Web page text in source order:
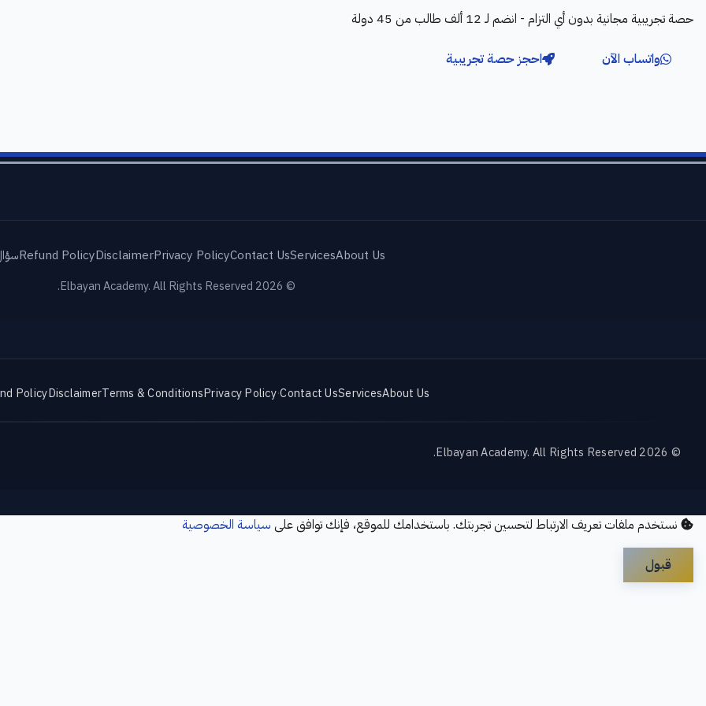
حصة تجريبية مجانية بدون أي التزام - انضم لـ 12 ألف طالب من 45 دولة
واتساب الآن احجز حصة تجريبية
About Us
Services
Contact Us
Privacy Policy
Disclaimer
Refund Policy
© 2026 Elbayan Academy. All Rights Reserved.
About Us
Services
Contact Us
·
Privacy Policy
Terms & Conditions
Disclaimer
Policy
© 2026 Elbayan Academy. All Rights Reserved.
نستخدم ملفات تعريف الارتباط لتحسين تجربتك. باستخدامك للموقع، فإنك توافق على سياسة الخصوصية
قبول